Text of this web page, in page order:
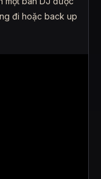
đi hoặc back up